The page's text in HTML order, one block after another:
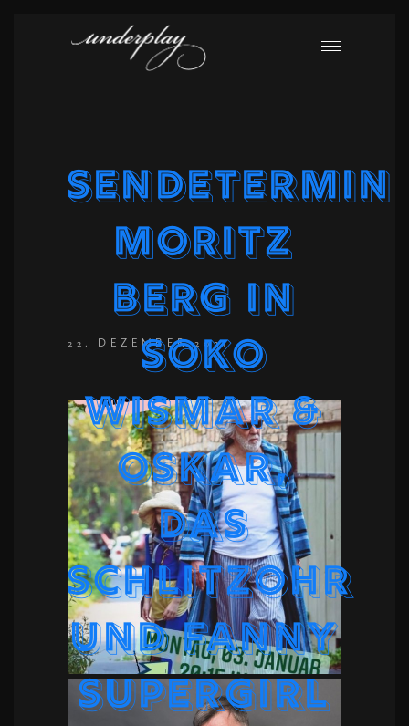
SENDETERMIN
Moritz
Berg in
SOKO
WISMAR &
OSKAR,
DAS
SCHLITZOHR
UND FANNY
SUPERGIRL
22. DEZEMBER 2021